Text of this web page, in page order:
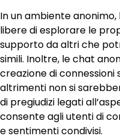
In un ambiente
libere di esplorare le
supporto da altri che
simili. Inoltre, le chat
creazione di
altrimenti non si
di pregiudizi legati
consente agli utenti di
e sentimenti condivisi.